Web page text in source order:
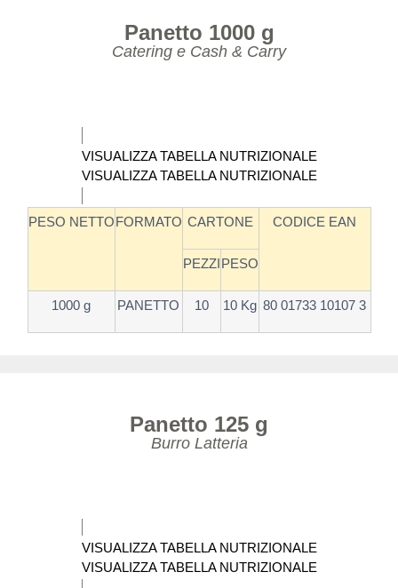
Panetto 1000 g
Catering e Cash & Carry
PESO NETTOFORMATO CARTONE CODICE EAN
PEZZIPESO
1000 g PANETTO 10 10 Kg 80 01733 10107 3
VISUALIZZA TABELLA NUTRIZIONALE
VISUALIZZA TABELLA NUTRIZIONALE
Panetto 125 g
Burro Latteria
VISUALIZZA TABELLA NUTRIZIONALE
VISUALIZZA TABELLA NUTRIZIONALE